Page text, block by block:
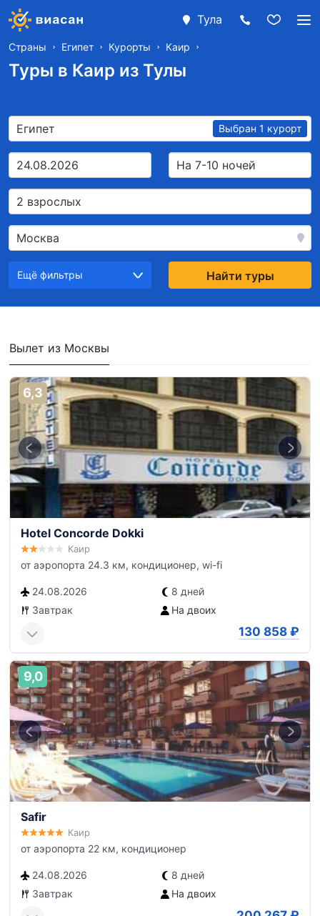
Тула
Страны Египет Курорты Каир
Туры в Каир из Тулы
Египет Выбран 1 курорт
24.08.2026 На 7-10 ночей
2 взрослых
Москва
Ещё фильтры Найти туры
Вылет из Москвы
6,3
Hotel Concorde Dokki
Каир
от аэропорта 24.3 км, кондиционер, wi-fi
24.08.2026
8 дней
Завтрак
На двоих
130 858 ₽
9,0
Safir
Каир
от аэропорта 22 км, кондиционер
24.08.2026
8 дней
Завтрак
На двоих